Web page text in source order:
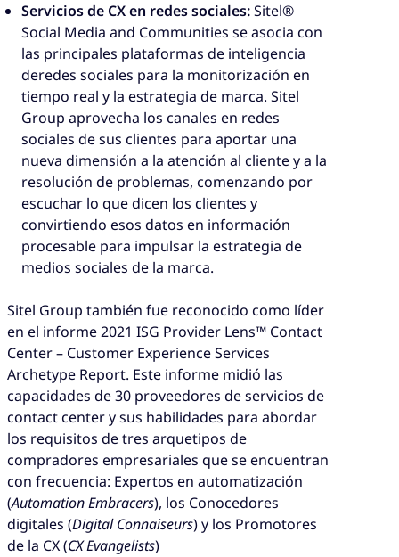
Servicios de CX en redes sociales:Sitel®
Social Media and Communities se asocia con
las principales plataformas de inteligencia
deredes sociales para la monitorización en
tiempo real y la estrategia de marca. Sitel
Group aprovecha los canales en redes
sociales de sus clientes para aportar una
nueva dimensión a la atención al cliente y a la
resolución de problemas, comenzando por
escuchar lo que dicen los clientes y
convirtiendo esos datos en información
procesable para impulsar la estrategia de
medios sociales de la marca.
Sitel Group también fue reconocido como líder
en el informe 2021 ISG Provider Lens™ Contact
Center – Customer Experience Services
Archetype Report. Este informe midió las
capacidades de 30 proveedores de servicios de
contact center y sus habilidades para abordar
los requisitos de tres arquetipos de
compradores empresariales que se encuentran
con frecuencia: Expertos en automatización
(Automation Embracers), los Conocedores
digitales (Digital Connaiseurs) y los Promotores
de la CX (CX Evangelists)